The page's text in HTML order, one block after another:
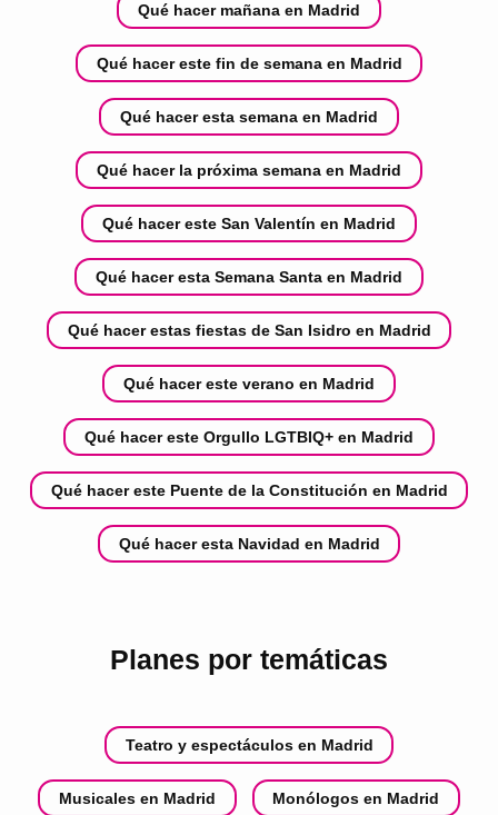
Qué hacer mañana en Madrid
Qué hacer este fin de semana en Madrid
Qué hacer esta semana en Madrid
Qué hacer la próxima semana en Madrid
Qué hacer este San Valentín en Madrid
Qué hacer esta Semana Santa en Madrid
Qué hacer estas fiestas de San Isidro en Madrid
Qué hacer este verano en Madrid
Qué hacer este Orgullo LGTBIQ+ en Madrid
Qué hacer este Puente de la Constitución en Madrid
Qué hacer esta Navidad en Madrid
Planes por temáticas
Teatro y espectáculos en Madrid
Musicales en Madrid Monólogos en Madrid